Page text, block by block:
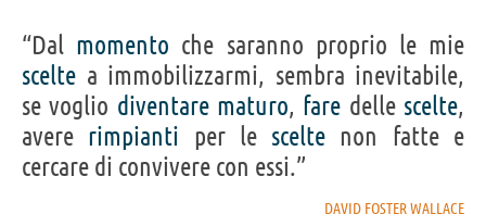
“Dal momento che saranno proprio le mie
scelte a immobilizzarmi, sembra inevitabile,
se voglio diventare maturo, fare delle scelte,
avere rimpianti per le scelte non fatte e
cercare di convivere con essi.”
DAVID FOSTER WALLACE